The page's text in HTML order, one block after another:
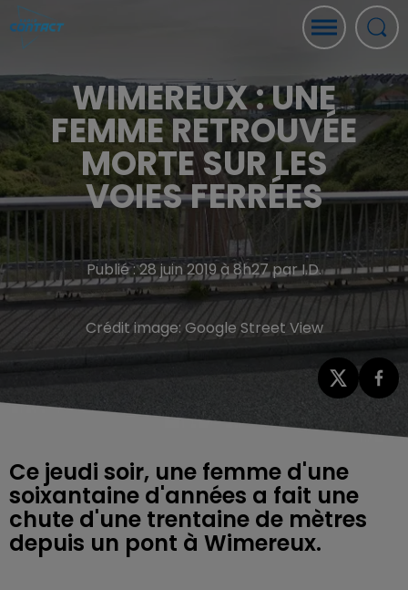
WIMEREUX : UNE
FEMME RETROUVÉE
MORTE SUR LES
VOIES FERRÉES
Publié : 28 juin 2019 à 8h27 par I.D.
Crédit image: Google Street View
Ce jeudi soir, une femme d'une
soixantaine d'années a fait une
chute d'une trentaine de mètres
depuis un pont à Wimereux.